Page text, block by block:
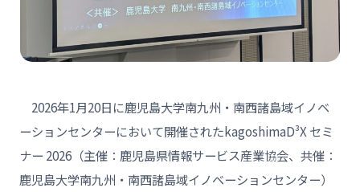
2026年1月20日に鹿児島大学南九州・南西諸島域イノベ
ーションセンターにおいて開催されたkagoshimaD³X セミ
ナー 2026（主催：鹿児島県情報サービス産業協会、共催：
鹿児島大学南九州・南西諸島域イノベーションセンター）